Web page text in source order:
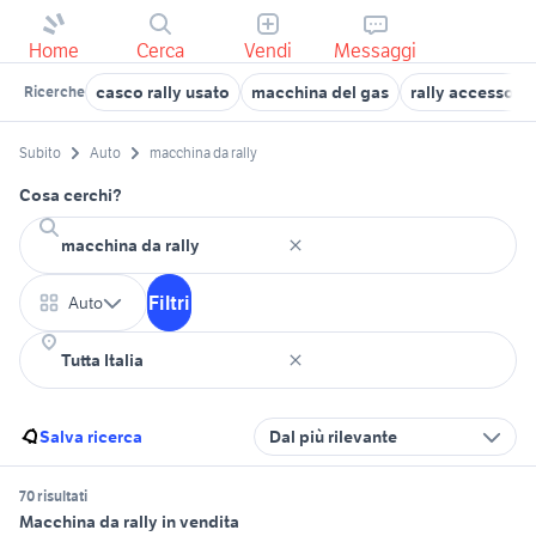
Home Cerca Vendi Messaggi
Ricerche casco rally usato macchina del gas rally accessori
Subito Auto macchina da rally
Cosa cerchi?
Auto Filtri
Salva ricerca Dal più rilevante
70 risultati
Macchina da rally in vendita